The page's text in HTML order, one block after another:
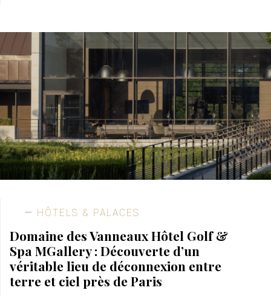
HÔTELS & PALACES
Domaine des Vanneaux Hôtel Golf &
Spa MGallery : Découverte d’un
véritable lieu de déconnexion entre
terre et ciel près de Paris